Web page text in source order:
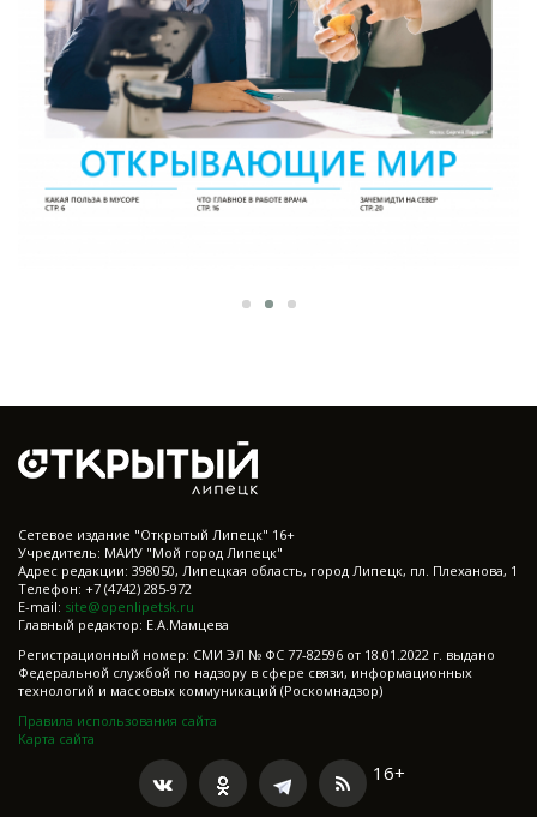
Cетевое издание "Открытый Липецк" 16+
Учредитель: МАИУ "Мой город Липецк"
Адрес редакции: 398050, Липецкая область, город Липецк, пл. Плеханова, 1
Телефон: +7 (4742) 285-972
E-mail: site@openlipetsk.ru
Главный редактор: Е.А.Мамцева
Регистрационный номер: СМИ ЭЛ № ФС 77-82596 от 18.01.2022 г. выдано
Федеральной службой по надзору в сфере связи, информационных
технологий и массовых коммуникаций (Роскомнадзор)
Правила использования сайта
Карта сайта
16+